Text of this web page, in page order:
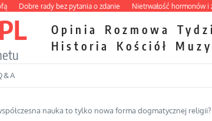
Dobre rady bez pytania o zdanie Nietrwałość hormonów i
Opinia Rozmowa
Historia
Kościół
nauka to tylko nowa forma dogmatycznej religii?